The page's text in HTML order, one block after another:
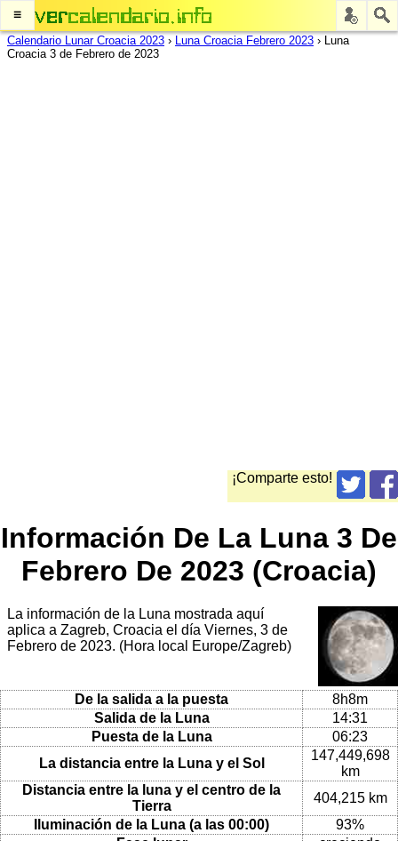
≡
Calendario Lunar Croacia 2023 › Luna Croacia Febrero 2023 › Luna
Croacia 3 de Febrero de 2023
¡Comparte esto!
Información De La Luna 3 De
Febrero De 2023 (Croacia)
La información de la Luna mostrada aquí
aplica a Zagreb, Croacia el día Viernes, 3 de
Febrero de 2023. (Hora local Europe/Zagreb)
De la salida a la puesta
8h8m
Salida de la Luna
14:31
Puesta de la Luna
06:23
La distancia entre la Luna y el Sol
147,449,698
km
Distancia entre la luna y el centro de la
Tierra
404,215 km
Iluminación de la Luna (a las 00:00)
93%